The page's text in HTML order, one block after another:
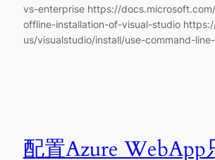
vs-enterprise https://
offline-installation-of-visual-studio
us/visualstudio/install/use-command-
配置Azure WebApp